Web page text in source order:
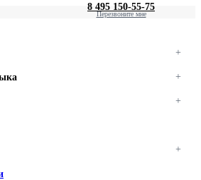
8 495 150-55-75
Перезвоните мне